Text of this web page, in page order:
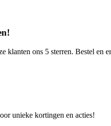
klanten ons 5 sterren. Bestel en
unieke kortingen en acties!